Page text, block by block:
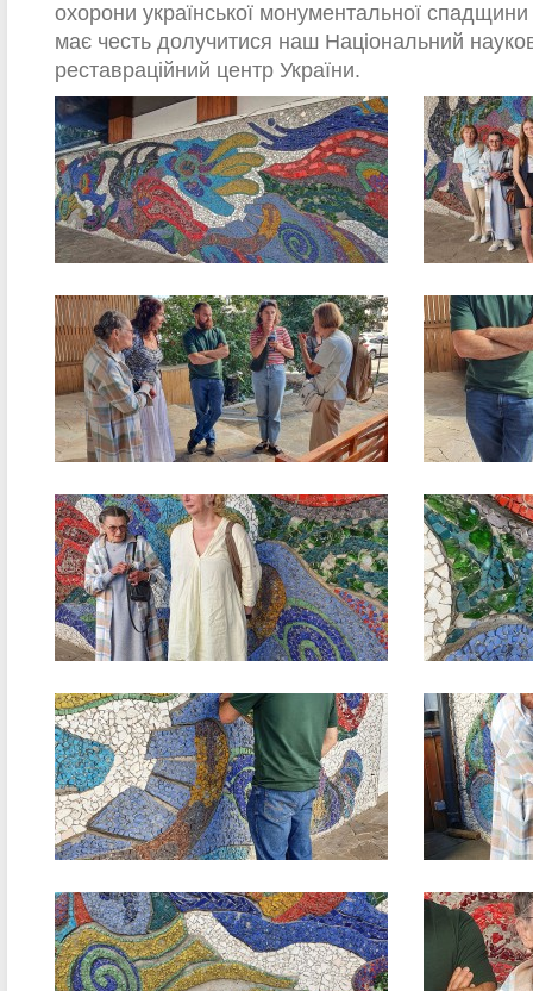
охорони української монументальної спадщини
має честь долучитися наш Національний
реставраційний центр України.